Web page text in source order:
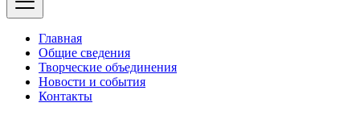
Главная
Общие сведения
Творческие объединения
Новости и события
Контакты